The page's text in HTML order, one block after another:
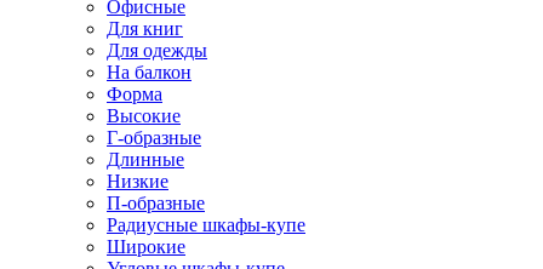
Офисные
Для книг
Для одежды
На балкон
Форма
Высокие
Г-образные
Длинные
Низкие
П-образные
Радиусные шкафы-купе
Широкие